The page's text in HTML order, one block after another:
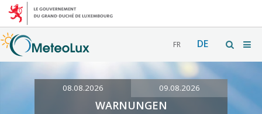
FR DE
08.08.2026 09.08.2026
WARNUNGEN